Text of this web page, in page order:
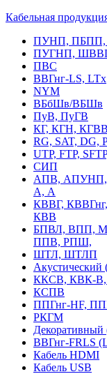
Кабельная
ПУНП,
ПУГНП,
ПВС
ВВГнг-LS, LTx
NYM
ВБбШв/ВБШв
ПуВ, ПуГВ
КГ, КГН, КГВВ
RG, SAT, DG,
UTP, FTP,
СИП
АПВ, АПУНП,
А, А
КВВГ,
КВВ
БПВЛ, ВПП,
ППВ, РПШ,
ШТЛ, ШТЛП
Акустический
ККСВ, КВК-
КСПВ
ППГнг-HF,
РКГМ
Декоративный
ВВГнг-FRLS
Кабель HDMI
Кабель USB